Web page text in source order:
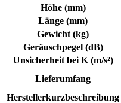
Höhe (mm)
Länge (mm)
Gewicht (kg)
Geräuschpegel (dB)
Unsicherheit bei K (m/s²)
Lieferumfang
Herstellerkurzbeschreibung